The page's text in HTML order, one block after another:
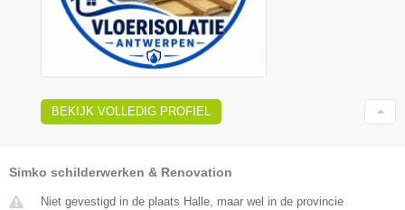
BEKIJK VOLLEDIG PROFIEL
Simko schilderwerken & Renovation
Niet gevestigd in de plaats Halle, maar wel in de provincie